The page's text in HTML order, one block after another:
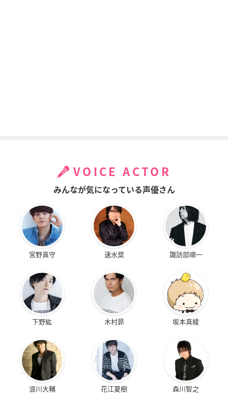
VOICE ACTOR
みんなが気になっている声優さん
宮野真守 速水奨 諏訪部順一
下野紘 木村昴 坂本真綾
浪川大輔 花江夏樹 森川智之